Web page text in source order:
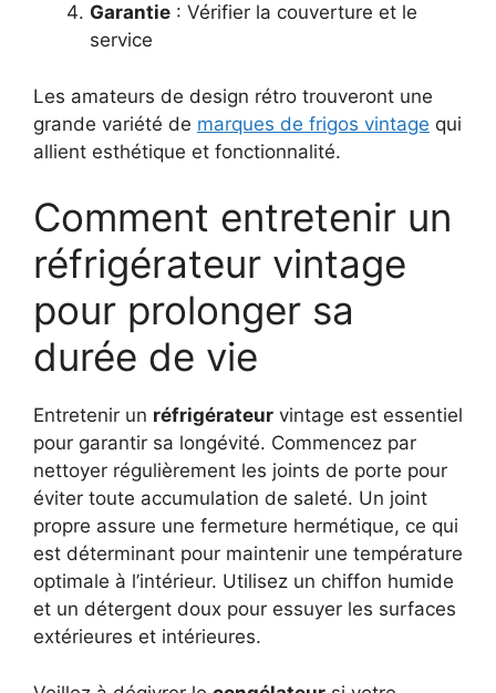
Garantie : Vérifier la couverture et le
service
Les amateurs de design rétro trouveront une
grande variété de marques de frigos vintage qui
allient esthétique et fonctionnalité.
Comment entretenir un
réfrigérateur vintage
pour prolonger sa
durée de vie
Entretenir un réfrigérateur vintage est essentiel
pour garantir sa longévité. Commencez par
nettoyer régulièrement les joints de porte pour
éviter toute accumulation de saleté. Un joint
propre assure une fermeture hermétique, ce qui
est déterminant pour maintenir une température
optimale à l’intérieur. Utilisez un chiffon humide
et un détergent doux pour essuyer les surfaces
extérieures et intérieures.